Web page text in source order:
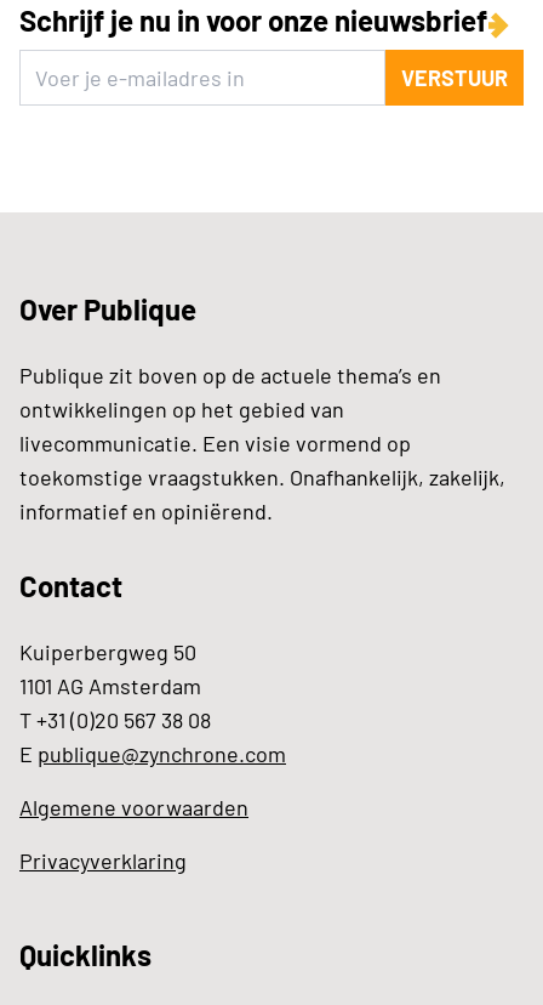
Schrijf je nu in voor onze nieuwsbrief
VERSTUUR
Over Publique
Publique zit boven op de actuele thema’s en
ontwikkelingen op het gebied van
livecommunicatie. Een visie vormend op
toekomstige vraagstukken. Onafhankelijk, zakelijk,
informatief en opiniërend.
Contact
Kuiperbergweg 50
1101 AG Amsterdam
T +31 (0)20 567 38 08
E publique@zynchrone.com
Algemene voorwaarden
Privacyverklaring
Quicklinks